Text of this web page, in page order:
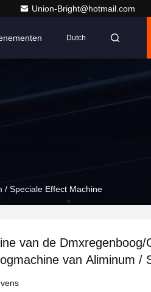
Union-Bright@hotmail.com
Dutch
De Machine van de Dmxregenboog/Grote de Regenboogmachine van Aliminum / Speciale Effect Machine
van de Dmxregenboog/
van Aliminum / Speciale